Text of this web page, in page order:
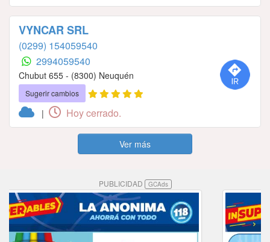
VYNCAR SRL
(0299) 154059540
2994059540
Chubut 655 - (8300) Neuquén
Sugerir cambios
| Hoy cerrado.
Ver más
PUBLICIDAD GCAds